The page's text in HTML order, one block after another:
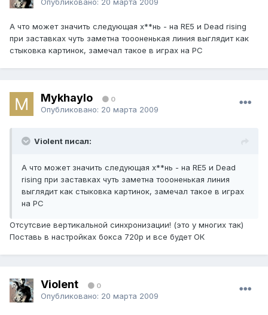
А что может значить следующая х**нь - на RE5 и Dead rising
при заставках чуть заметна тоооненькая линия выглядит как
стыковка картинок, замечал такое в играх на PC
Mykhaylo 0
Опубликовано: 20 марта 2009
Violent писал:
А что может значить следующая х**нь - на RE5 и Dead
rising при заставках чуть заметна тоооненькая линия
выглядит как стыковка картинок, замечал такое в играх
на PC
Отсутсвие вертикальной синхронизации! (это у многих так)
Поставь в настройках бокса 720р и все будет ОК
Violent 0
Опубликовано: 20 марта 2009